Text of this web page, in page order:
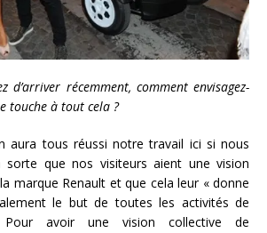
d’arriver récemment, comment envisagez-
touche à tout cela ?
aura tous réussi notre travail ici si nous
que nos visiteurs aient une vision
marque Renault et que cela leur « donne
le but de toutes les activités de
Pour avoir une vision collective de